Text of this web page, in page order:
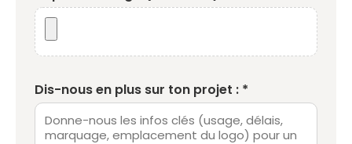
Dis-nous en plus sur ton projet : *